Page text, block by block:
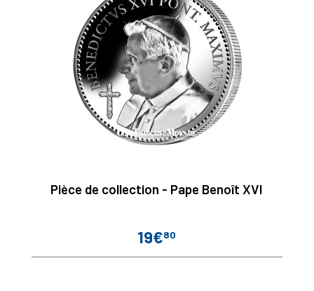
Pièce de collection - Pape Benoît XVI
Prix
19€80